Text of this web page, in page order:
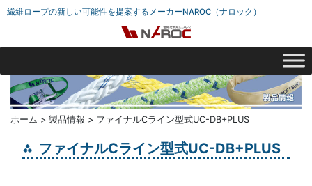
繊維ロープの新しい可能性を提案するメーカーNAROC（ナロック）
ホーム > 製品情報 > ファイナルCライン型式UC-DB+PLUS
ファイナルCライン型式UC-DB+PLUS